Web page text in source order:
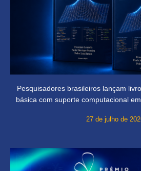
Pesquisadores brasileiros lançam
básica com suporte computacional
27 de julho de